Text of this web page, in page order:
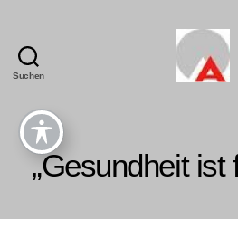
Suchen
„Gesundheit ist